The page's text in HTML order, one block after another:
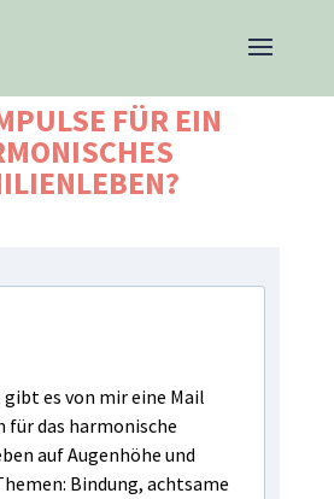
FÜR EIN
es von mir eine Mail
für das harmonische
auf Augenhöhe und
Bindung, achtsame